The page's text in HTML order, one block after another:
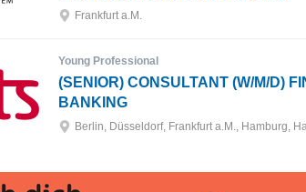
Frankfurt a.M.
Young Professional
(SENIOR) CONSULTANT (W/M/D)
BANKING
Berlin, Düsseldorf, Frankfurt a.M., Hamburg,